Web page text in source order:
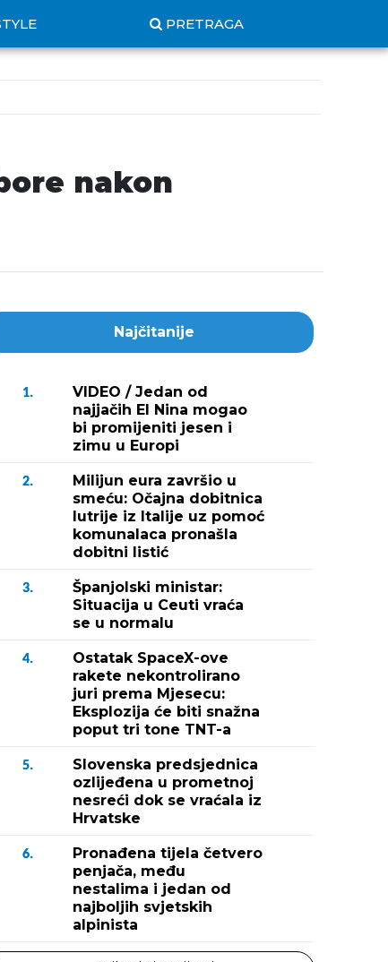
PRETRAGA
nakon
Najčitanije
1.
VIDEO / Jedan od
najjačih El Nina mogao
bi promijeniti jesen i
zimu u Europi
2.
Milijun eura završio u
smeću: Očajna dobitnica
lutrije iz Italije uz pomoć
komunalaca pronašla
dobitni listić
3.
Španjolski ministar:
Situacija u Ceuti vraća
se u normalu
4.
Ostatak SpaceX-ove
rakete nekontrolirano
juri prema Mjesecu:
Eksplozija će biti snažna
poput tri tone TNT-a
5.
Slovenska predsjednica
ozlijeđena u prometnoj
nesreći dok se vraćala iz
Hrvatske
6.
Pronađena tijela četvero
penjača, među
nestalima i jedan od
najboljih svjetskih
alpinista